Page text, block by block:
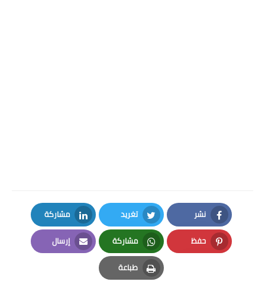
نشر
Facebook
تغريد
Twitter
مشاركة
LinkedIn
حفظ
Pinterest
مشاركة
Whatsapp
إرسال
Email
طباعة
Print